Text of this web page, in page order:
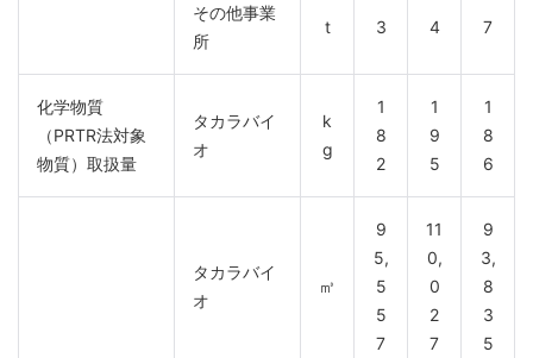
その他事業
所
t 3 4 7
化学物質
（PRTR法対象
物質）取扱量
タカラバイ
オ
k
g
1
8
2
1
9
5
1
8
6
タカラバイ
オ
㎥
9
5,
5
5
7
11
0,
0
2
7
9
3,
8
3
5